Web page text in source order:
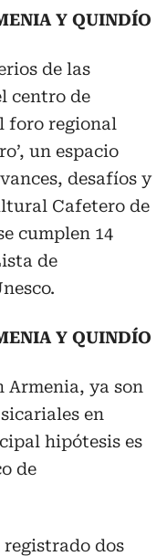
Y QUINDÍO
de las
centro de
foro regional
un espacio
desafíos y
Cafetero de
cumplen 14
de
Y QUINDÍO
ya son
en
hipótesis es
de
registrado dos